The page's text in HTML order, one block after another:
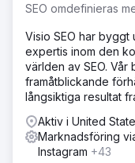
SEO omdefinieras
Visio SEO har
expertis inom den
världen av SEO. Vår
framåtblickande
långsiktiga resultat
Aktiv i United
Marknadsföring
Instagram +43